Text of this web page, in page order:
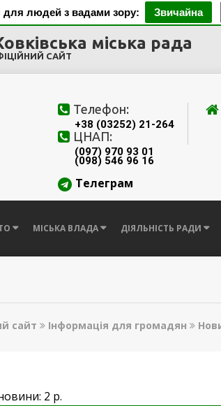
для людей з вадами зору: Звичайна
міська рада
САЙТ
Телефон:
+38 (03252) 21-264
ЦНАП:
(097) 970 93 01
(098) 546 96 16
Телеграм
МІСЬКА ВЛАДА ДІЯЛЬНІСТЬ РАДИ
сайт Інформація для громадян
2 р.